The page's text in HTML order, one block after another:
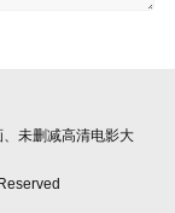
未删减高清电影大